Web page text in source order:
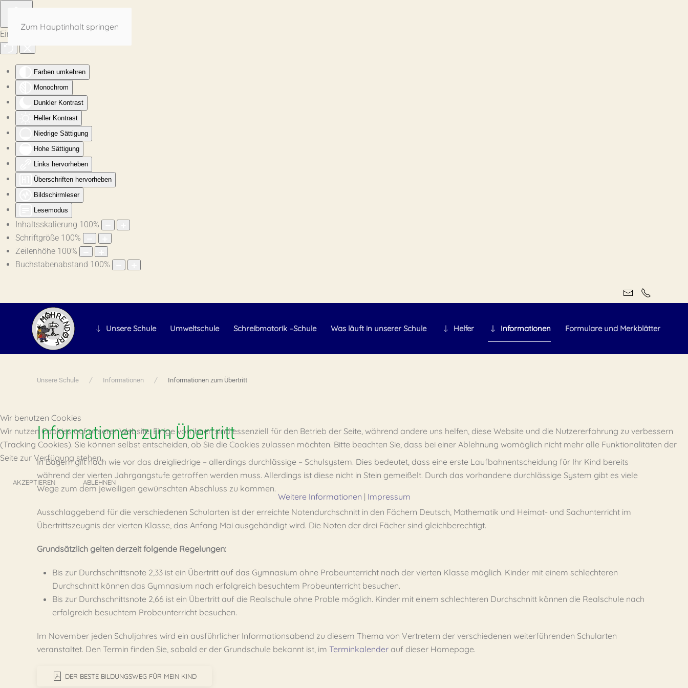
Eingabehilfen öffnen
Farben umkehren
Monochrom
Dunkler Kontrast
Heller Kontrast
Niedrige Sättigung
Hohe Sättigung
Links hervorheben
Überschriften hervorheben
Bildschirmleser
Lesemodus
Inhaltsskalierung 100%
Schriftgröße 100%
Zeilenhöhe 100%
Buchstabenabstand 100%
Zum Hauptinhalt springen
Unsere Schule Umweltschule Schreibmotorik –Schule Was läuft in unserer Schule Helfer Informationen Formulare und Merkblätter
Unsere Schule Informationen Informationen zum Übertritt
Informationen zum Übertritt
In Bayern gilt nach wie vor das dreigliedrige – allerdings durchlässige – Schulsystem. Dies bedeutet, dass eine erste Laufbahnentscheidung für Ihr Kind bereits
während der vierten Jahrgangstufe getroffen werden muss. Allerdings ist diese nicht in Stein gemeißelt. Durch das vorhandene durchlässige System gibt es viele
Wege zum dem jeweiligen gewünschten Abschluss zu kommen.
Ausschlaggebend für die verschiedenen Schularten ist der erreichte Notendurchschnitt in den Fächern Deutsch, Mathematik und Heimat- und Sachunterricht im
Übertrittszeugnis der vierten Klasse, das Anfang Mai ausgehändigt wird. Die Noten der drei Fächer sind gleichberechtigt.
Grundsätzlich gelten derzeit folgende Regelungen:
Bis zur Durchschnittsnote 2,33 ist ein Übertritt auf das Gymnasium ohne Probeunterricht nach der vierten Klasse möglich. Kinder mit einem schlechteren
Durchschnitt können das Gymnasium nach erfolgreich besuchtem Probeunterricht besuchen.
Bis zur Durchschnittsnote 2,66 ist ein Übertritt auf die Realschule ohne Proble möglich. Kinder mit einem schlechteren Durchschnitt können die Realschule nach
erfolgreich besuchtem Probeunterricht besuchen.
Im November jeden Schuljahres wird ein ausführlicher Informationsabend zu diesem Thema von Vertretern der verschiedenen weiterführenden Schularten
veranstaltet. Den Termin finden Sie, sobald er der Grundschule bekannt ist, im Terminkalender auf dieser Homepage.
DER BESTE BILDUNGSWEG FÜR MEIN KIND
Wir benutzen Cookies
Wir nutzen Cookies auf unserer Website. Einige von ihnen sind essenziell für den Betrieb der Seite, während andere uns helfen, diese Website und die Nutzererfahrung zu verbessern
(Tracking Cookies). Sie können selbst entscheiden, ob Sie die Cookies zulassen möchten. Bitte beachten Sie, dass bei einer Ablehnung womöglich nicht mehr alle Funktionalitäten der
Seite zur Verfügung stehen.
AKZEPTIEREN ABLEHNEN
Weitere Informationen | Impressum